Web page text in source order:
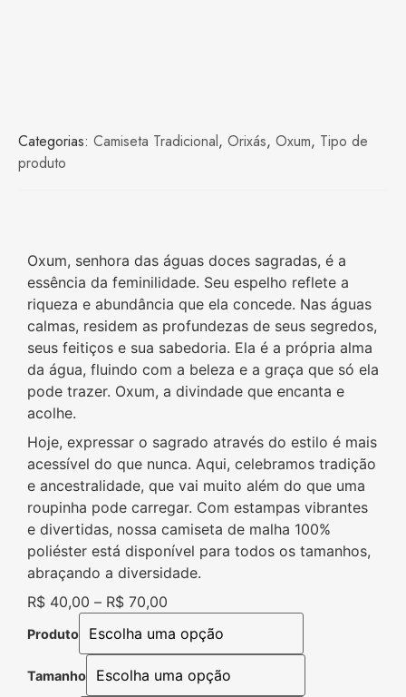
Categorias: Camiseta Tradicional, Orixás, Oxum, Tipo de
produto
Oxum, senhora das águas doces sagradas, é a
essência da feminilidade. Seu espelho reflete a
riqueza e abundância que ela concede. Nas águas
calmas, residem as profundezas de seus segredos,
seus feitiços e sua sabedoria. Ela é a própria alma
da água, fluindo com a beleza e a graça que só ela
pode trazer. Oxum, a divindade que encanta e
acolhe.
Hoje, expressar o sagrado através do estilo é mais
acessível do que nunca. Aqui, celebramos tradição
e ancestralidade, que vai muito além do que uma
roupinha pode carregar. Com estampas vibrantes
e divertidas, nossa camiseta de malha 100%
poliéster está disponível para todos os tamanhos,
abraçando a diversidade.
R$ 40,00 – R$ 70,00
Produto
Tamanho